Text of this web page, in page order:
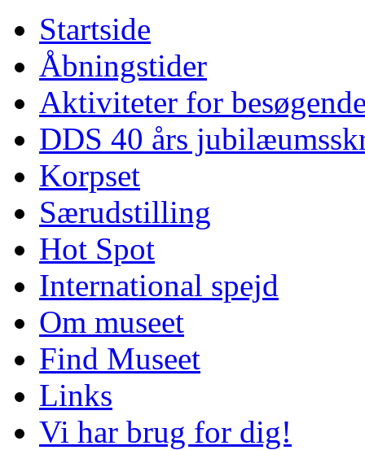
Startside
Åbningstider
Aktiviteter for
DDS 40 års
Korpset
Særudstilling
Hot Spot
International spejd
Om museet
Find Museet
Links
Vi har brug for dig!